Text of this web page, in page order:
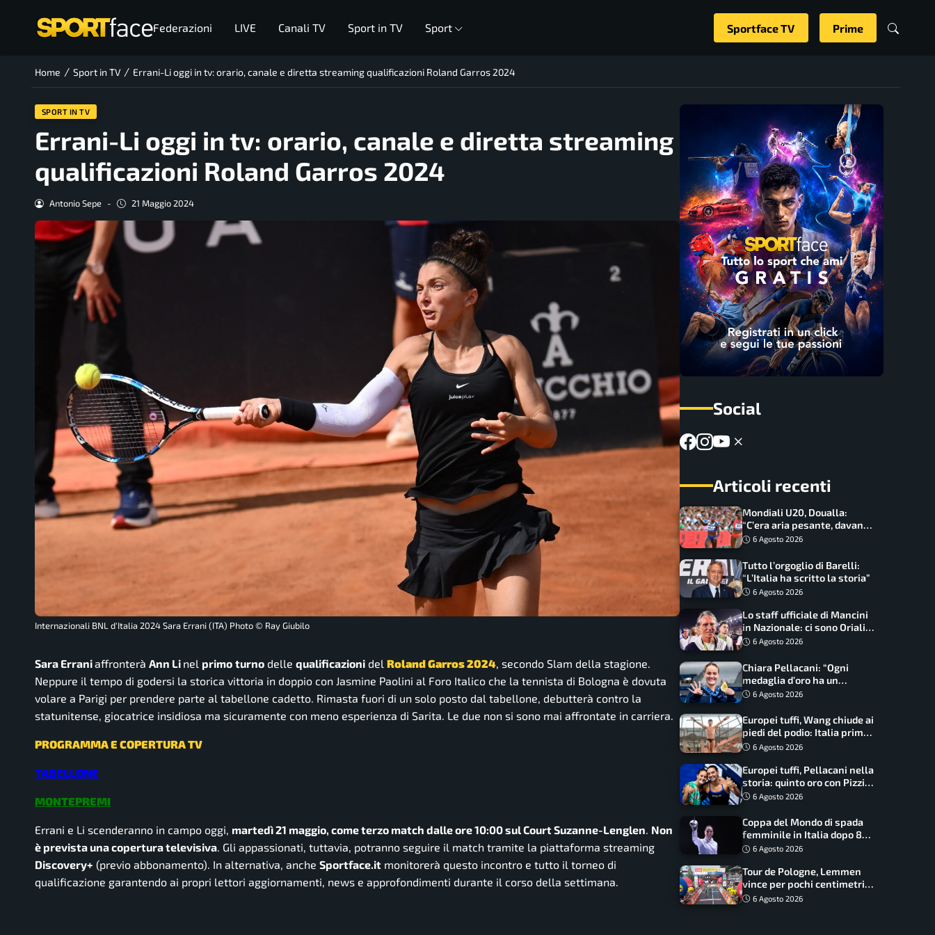
Federazioni LIVE Canali TV Sport in TV Sport Sportface TV Prime
Home / Sport in TV / Errani-Li oggi in tv: orario, canale e diretta streaming qualificazioni Roland Garros 2024
SPORT IN TV
Errani-Li oggi in tv: orario, canale e diretta streaming
qualificazioni Roland Garros 2024
Antonio Sepe - 21 Maggio 2024
Internazionali BNL d'Italia 2024 Sara Errani (ITA) Photo © Ray Giubilo
Sara Erraniaffronterà Ann Li nel primo turno delle qualificazioni del Roland Garros 2024 , secondo Slam della stagione.
Neppure il tempo di godersi la storica vittoria in doppio con Jasmine Paolini al Foro Italico che la tennista di Bologna è dovuta
volare a Parigi per prendere parte al tabellone cadetto. Rimasta fuori di un solo posto dal tabellone, debutterà contro la
statunitense, giocatrice insidiosa ma sicuramente con meno esperienza di Sarita. Le due non si sono mai affrontate in carriera.
PROGRAMMA E COPERTURA TV
TABELLONE
MONTEPREMI
Errani e Li scenderanno in campo oggi, martedì 21 maggio, come terzo match dalle ore 10:00 sul Court Suzanne-Lenglen Non
è prevista una copertura televisiva . Gli appassionati, tuttavia, potranno seguire il match tramite la piattaforma streaming
Discovery+ (previo abbonamento). In alternativa, anche Sportface.it monitorerà questo incontro e tutto il torneo di
qualificazione garantendo ai propri lettori aggiornamenti, news e approfondimenti durante il corso della settimana.
Social
Articoli recenti
Mondiali U20, Doualla:
“C’era aria pesante, davano
le mascherine! Finale? Non
6 Agosto 2026
Tutto l’orgoglio di Barelli:
“L’Italia ha scritto la storia”
6 Agosto 2026
Lo staff ufficiale di Mancini
in Nazionale: ci sono Oriali e
Bonucci, confermato un
6 Agosto 2026
Chiara Pellacani: “Ogni
medaglia d’oro ha un
significato diverso. Ho fatto
6 Agosto 2026
Europei tuffi, Wang chiude ai
piedi del podio: Italia prima
nel medagliere
6 Agosto 2026
Europei tuffi, Pellacani nella
storia: quinto oro con Pizzini
nel sincro da 3 metri
6 Agosto 2026
Coppa del Mondo di spada
femminile in Italia dopo 8
anni, Alberta Santuccio: “Il
frutti”
6 Agosto 2026
Tour de Pologne, Lemmen
vince per pochi centimetri
su Scaroni: maxi-caduta e
6 Agosto 2026